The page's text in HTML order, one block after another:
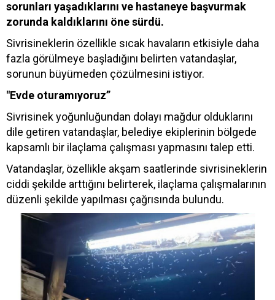
sorunları yaşadıklarını ve hastaneye başvurmak
zorunda kaldıklarını öne sürdü.
Sivrisineklerin özellikle sıcak havaların etkisiyle daha
fazla görülmeye başladığını belirten vatandaşlar,
sorunun büyümeden çözülmesini istiyor.
"Evde oturamıyoruz”
Sivrisinek yoğunluğundan dolayı mağdur olduklarını
dile getiren vatandaşlar, belediye ekiplerinin bölgede
kapsamlı bir ilaçlama çalışması yapmasını talep etti.
Vatandaşlar, özellikle akşam saatlerinde sivrisineklerin
ciddi şekilde arttığını belirterek, ilaçlama çalışmalarının
düzenli şekilde yapılması çağrısında bulundu.